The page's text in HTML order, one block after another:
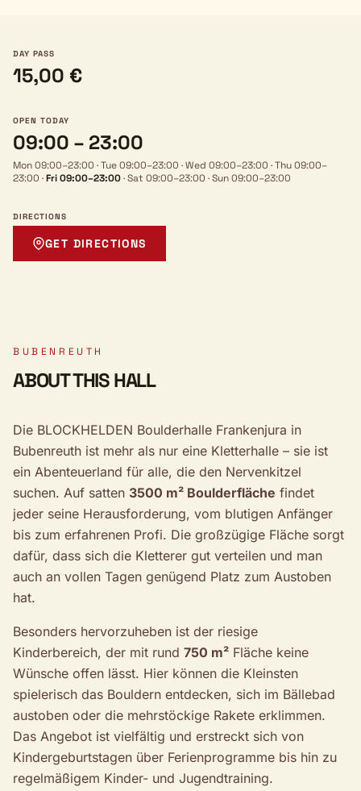
DAY PASS
15,00 €
OPEN TODAY
09:00 – 23:00
Mon 09:00–23:00 ·Tue 09:00–23:00 ·Wed 09:00–23:00 ·Thu 09:00–
23:00 ·Fri 09:00–23:00·Sat 09:00–23:00 ·Sun 09:00–23:00
DIRECTIONS
GET DIRECTIONS
BUBENREUTH
ABOUT THIS HALL
Die BLOCKHELDEN Boulderhalle Frankenjura in
Bubenreuth ist mehr als nur eine Kletterhalle – sie ist
ein Abenteuerland für alle, die den Nervenkitzel
suchen. Auf satten 3500 m² Boulderfläche findet
jeder seine Herausforderung, vom blutigen Anfänger
bis zum erfahrenen Profi. Die großzügige Fläche sorgt
dafür, dass sich die Kletterer gut verteilen und man
auch an vollen Tagen genügend Platz zum Austoben
hat.
Besonders hervorzuheben ist der riesige
Kinderbereich, der mit rund 750 m² Fläche keine
Wünsche offen lässt. Hier können die Kleinsten
spielerisch das Bouldern entdecken, sich im Bällebad
austoben oder die mehrstöckige Rakete erklimmen.
Das Angebot ist vielfältig und erstreckt sich von
Kindergeburtstagen über Ferienprogramme bis hin zu
regelmäßigem Kinder- und Jugendtraining.